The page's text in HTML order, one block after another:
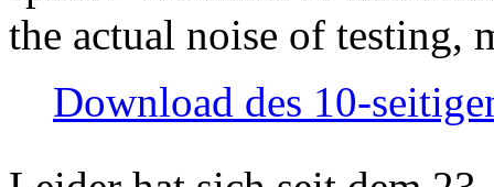
the actual noise of testing,
Download des 10-